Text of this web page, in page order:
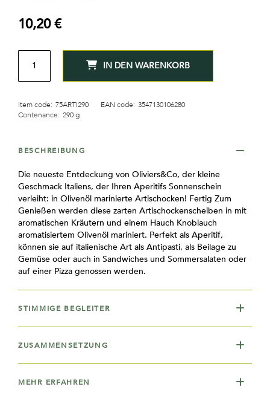
10,20 €
MENGE
IN DEN WARENKORB
Item code: 75ARTI290 EAN code: 3547130106280
Contenance: 290 g
BESCHREIBUNG
Die neueste Entdeckung von Oliviers&Co, der kleine
Geschmack Italiens, der Ihren Aperitifs Sonnenschein
verleiht: in Olivenöl marinierte Artischocken! Fertig Zum
Genießen werden diese zarten Artischockenscheiben in mit
aromatischen Kräutern und einem Hauch Knoblauch
aromatisiertem Olivenöl mariniert. Perfekt als Aperitif,
können sie auf italienische Art als Antipasti, als Beilage zu
Gemüse oder auch in Sandwiches und Sommersalaten oder
auf einer Pizza genossen werden.
STIMMIGE BEGLEITER
ZUSAMMENSETZUNG
MEHR ERFAHREN